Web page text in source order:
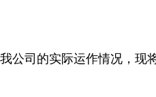
公司的实际运作情况，现